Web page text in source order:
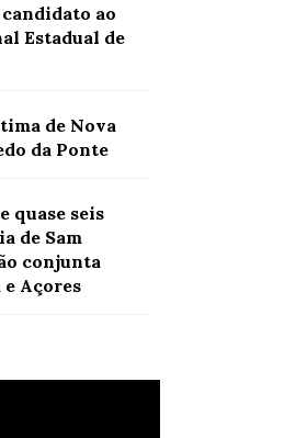
ao
Estadual de
de Nova
da Ponte
quase seis
de Sam
conjunta
Açores